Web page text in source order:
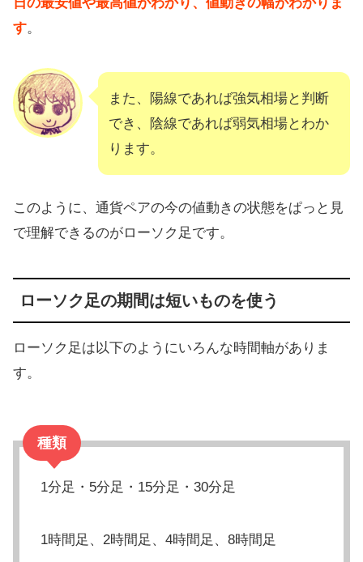
す。
また、陽線であれば強気相場と判断
でき、陰線であれば弱気相場とわか
ります。
このように、通貨ペアの今の値動きの状態をぱっと見
で理解できるのがローソク足です。
ローソク足の期間は短いものを使う
ローソク足は以下のようにいろんな時間軸がありま
す。
種類
1分足・5分足・15分足・30分足
1時間足、2時間足、4時間足、8時間足